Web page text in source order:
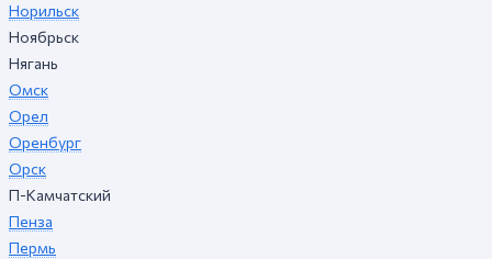
Норильск
Ноябрьск
Нягань
Омск
Орел
Оренбург
Орск
П-Камчатский
Пенза
Пермь